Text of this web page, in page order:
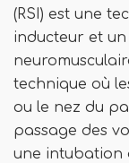
(RSI) est une
inducteur et
technique où
ou le nez du
passage des
une intubation